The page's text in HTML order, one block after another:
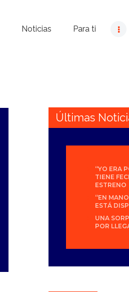
Noticias Para ti
Últimas
“YO ERA
TIENE
ESTRENO
“EN
ESTÁ
UNA
POR